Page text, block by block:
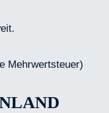
Mehrwertsteuer)